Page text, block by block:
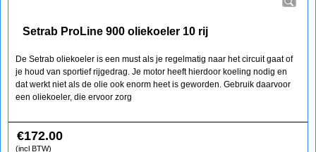
Setrab ProLine 900 oliekoeler 10 rij
De Setrab oliekoeler is een must als je regelmatig naar het circuit gaat of
je houd van sportief rijgedrag. Je motor heeft hierdoor koeling nodig en
dat werkt niet als de olie ook enorm heet is geworden. Gebruik daarvoor
een oliekoeler, die ervoor zorg
€172.00
(incl BTW)